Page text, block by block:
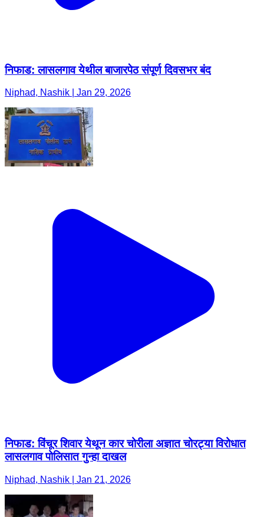
निफाड: लासलगाव येथील बाजारपेठ संपूर्ण दिवसभर बंद
Niphad, Nashik | Jan 29, 2026
निफाड: विंचूर शिवार येथून कार चोरीला अज्ञात चोरट्या विरोधात
लासलगाव पोलिसात गुन्हा दाखल
Niphad, Nashik | Jan 21, 2026